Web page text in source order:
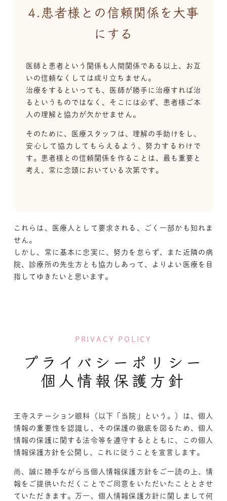
4.患者様との信頼関係を大事
にする
医師と患者という関係も人間関係である以上、お互
いの信頼なくしては成り立ちません。
治療をするといっても、医師が勝手に治療すれば治
るというものではなく、そこには必ず、患者様ご本
人の理解と協力が欠かせません。
そのために、医療スタッフは、理解の手助けをし、
安心して協力してもらえるよう、努力するわけで
す。患者様との信頼関係を作ることは、最も重要と
考え、常に念頭においている次第です。
これらは、医療人として要求される、ごく一部かも知れま
せん。
しかし、常に基本に忠実に、努力を怠らず、また近隣の病
院、診療所の先生方とも協力しあって、よりよい医療を目
指してゆきたいと思います。
PRIVACY POLICY
プライバシーポリシー
個人情報保護方針
王寺ステーション眼科（以下「当院」という。）は、個人
情報の重要性を認識し、その保護の徹底を図るため、個人
情報の保護に関する法令等を遵守するとともに、この個人
情報保護方針を公開し、これに従うことを宣言します。
尚、誠に勝手ながら当個人情報保護方針をご一読の上、情
報をご提供いただくことでご同意をいただいたこととさせ
ていただきます。万一、個人情報保護方針に関しまして何